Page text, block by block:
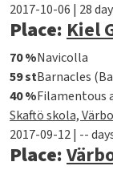
2017-10-06 | 28
Place:Kiel
70 %Navicolla
59 stBarnacles
40 %Filamentous
Skaftö skola,
2017-09-12 | --
Place: